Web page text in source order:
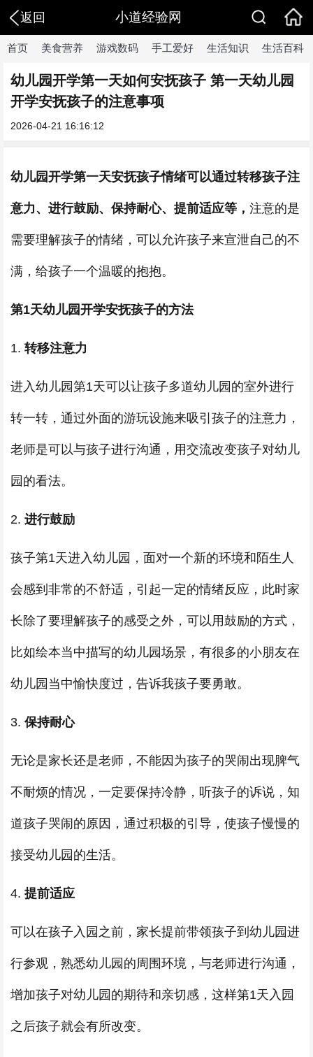
返回 小道经验网
首页 美食营养 游戏数码 手工爱好 生活知识 生活百科
幼儿园开学第一天如何安抚孩子 第一天幼儿园
开学安抚孩子的注意事项
2026-04-21 16:16:12
幼儿园开学第一天安抚孩子情绪可以通过转移孩子注
意力、进行鼓励、保持耐心、提前适应等， 注意的是
需要理解孩子的情绪，可以允许孩子来宣泄自己的不
满，给孩子一个温暖的抱抱。
第1天幼儿园开学安抚孩子的方法
1. 转移注意力
进入幼儿园第1天可以让孩子多道幼儿园的室外进行
转一转，通过外面的游玩设施来吸引孩子的注意力，
老师是可以与孩子进行沟通，用交流改变孩子对幼儿
园的看法。
2. 进行鼓励
孩子第1天进入幼儿园，面对一个新的环境和陌生人
会感到非常的不舒适，引起一定的情绪反应，此时家
长除了要理解孩子的感受之外，可以用鼓励的方式，
比如绘本当中描写的幼儿园场景，有很多的小朋友在
幼儿园当中愉快度过，告诉我孩子要勇敢。
3. 保持耐心
无论是家长还是老师，不能因为孩子的哭闹出现脾气
不耐烦的情况，一定要保持冷静，听孩子的诉说，知
道孩子哭闹的原因，通过积极的引导，使孩子慢慢的
接受幼儿园的生活。
4. 提前适应
可以在孩子入园之前，家长提前带领孩子到幼儿园进
行参观，熟悉幼儿园的周围环境，与老师进行沟通，
增加孩子对幼儿园的期待和亲切感，这样第1天入园
之后孩子就会有所改变。